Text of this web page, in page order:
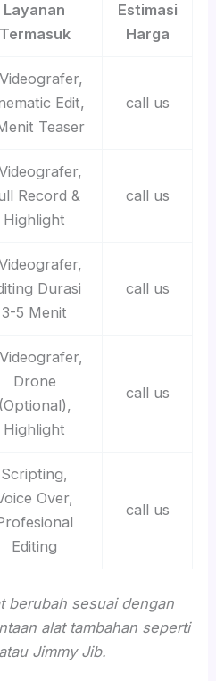
Layanan
Termasuk
Estimasi
Harga
Edit,
Teaser
call us
Record &
Highlight
call us
Durasi
3-5 Menit
call us
Drone
(Optional),
Highlight
call us
Scripting,
Over,
Editing
call us
berubah sesuai dengan
alat tambahan seperti
Jimmy Jib.